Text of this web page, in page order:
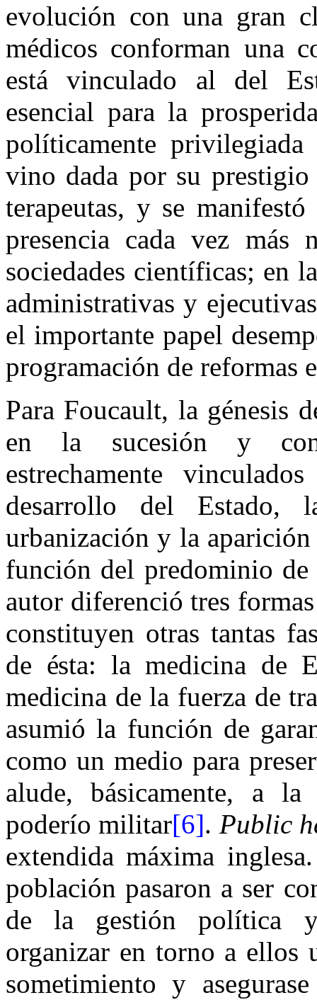
evolución con una gran
médicos conforman una
está vinculado al del
esencial para la
políticamente
vino dada por su
terapeutas, y se
presencia cada vez más
sociedades científicas; en
administrativas y
el importante papel
programación de reformas
Para Foucault, la génesis
en la sucesión y
estrechamente
desarrollo del Estado,
urbanización y la
función del predominio de
autor diferenció tres
constituyen otras tantas
de ésta: la medicina de
medicina de la fuerza de
asumió la función de
como un medio para
alude, básicamente, a
poderío militar[6]. Public
extendida máxima
población pasaron a ser
de la gestión política y
organizar en torno a ellos
sometimiento y